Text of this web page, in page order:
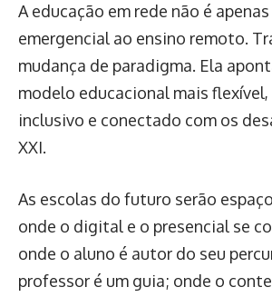
A educação em rede não é
emergencial ao ensino remoto.
mudança de paradigma. Ela
modelo educacional mais
inclusivo e conectado com os
XXI.
As escolas do futuro serão
onde o digital e o presencial se
onde o aluno é autor do seu
professor é um guia; onde o